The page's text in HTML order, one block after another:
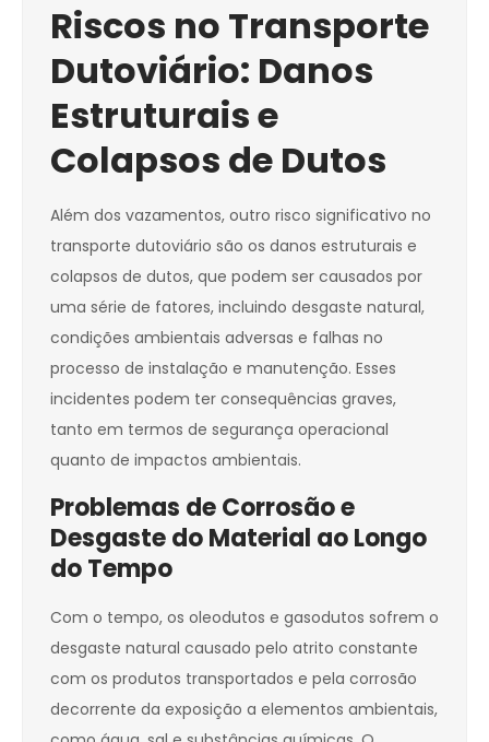
Riscos no Transporte
Dutoviário: Danos
Estruturais e
Colapsos de Dutos
Além dos vazamentos, outro risco significativo no
transporte dutoviário são os danos estruturais e
colapsos de dutos, que podem ser causados por
uma série de fatores, incluindo desgaste natural,
condições ambientais adversas e falhas no
processo de instalação e manutenção. Esses
incidentes podem ter consequências graves,
tanto em termos de segurança operacional
quanto de impactos ambientais.
Problemas de Corrosão e
Desgaste do Material ao Longo
do Tempo
Com o tempo, os oleodutos e gasodutos sofrem o
desgaste natural causado pelo atrito constante
com os produtos transportados e pela corrosão
decorrente da exposição a elementos ambientais,